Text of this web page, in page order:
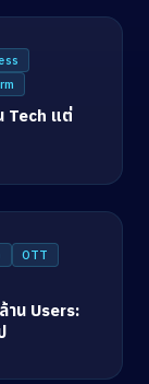
Tech แต่
OTT
าน Users: